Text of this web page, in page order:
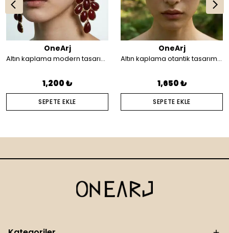
OneArj
Altın kaplama modern tasarım küpe
1,200 ₺
SEPETE EKLE
OneArj
Altın kaplama otantik tasarım saç aksesuarı
1,650 ₺
SEPETE EKLE